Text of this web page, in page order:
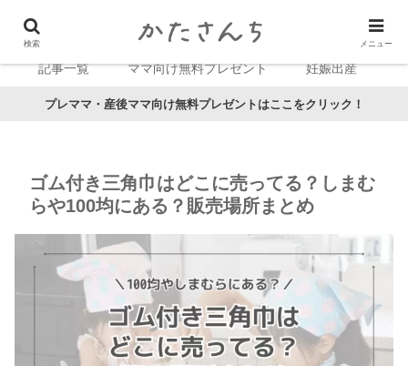
記事一覧 ママ向け無料プレゼント 妊娠出産
プレママ・産後ママ向け無料プレゼントはここをクリック！
ゴム付き三角巾はどこに売ってる？しまむ
らや100均にある？販売場所まとめ
検索 メニュー